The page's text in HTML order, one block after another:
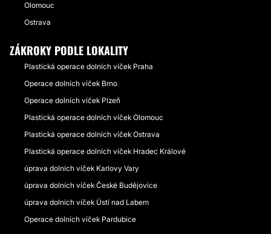
Olomouc
Ostrava
ZÁKROKY PODLE LOKALITY
Plastická operace dolních víček Praha
Operace dolních víček Brno
Operace dolních víček Plzeň
Plastická operace dolních víček Olomouc
Plastická operace dolních víček Ostrava
Plastická operace dolních víček Hradec Králové
úprava dolních víček Karlovy Vary
úprava dolních víček České Budějovice
úprava dolních víček Ústí nad Labem
Operace dolních víček Pardubice